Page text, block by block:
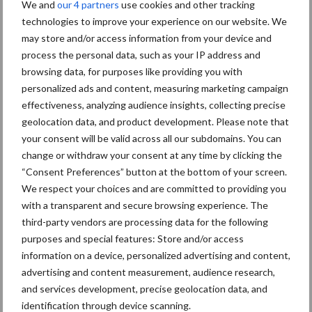
We and our 4 partners use cookies and other tracking
technologies to improve your experience on our website. We
may store and/or access information from your device and
process the personal data, such as your IP address and
browsing data, for purposes like providing you with
personalized ads and content, measuring marketing campaign
effectiveness, analyzing audience insights, collecting precise
geolocation data, and product development. Please note that
your consent will be valid across all our subdomains. You can
change or withdraw your consent at any time by clicking the
“Consent Preferences” button at the bottom of your screen.
We respect your choices and are committed to providing you
with a transparent and secure browsing experience. The
third-party vendors are processing data for the following
purposes and special features: Store and/or access
information on a device, personalized advertising and content,
advertising and content measurement, audience research,
and services development, precise geolocation data, and
identification through device scanning.
marktaandeel groeien in
krimpende Nederlandse
markt
Tien praktische tips voor
een langere levensduur
“Vraag naar praktische
hygieneoplossingen is in
Polen groter dan ooit”
Themapagina's